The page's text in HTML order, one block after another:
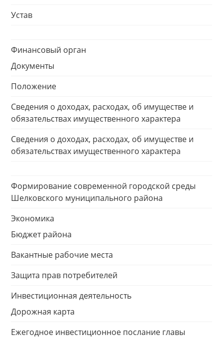
Устав
Финансовый орган
Документы
Положение
Сведения о доходах, расходах, об имуществе и
обязательствах имущественного характера
Сведения о доходах, расходах, об имуществе и
обязательствах имущественного характера
Формирование современной городской среды
Шелковского муниципального района
Экономика
Бюджет района
Вакантные рабочие места
Защита прав потребителей
Инвестиционная деятельность
Дорожная карта
Ежегодное инвестиционное послание главы